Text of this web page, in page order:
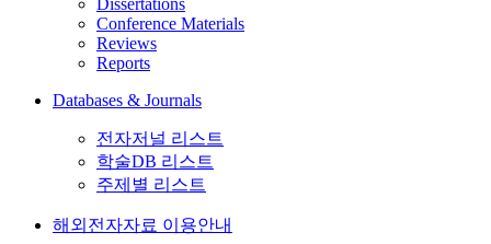
Dissertations
Conference Materials
Reviews
Reports
Databases & Journals
전자저널 리스트
학술DB 리스트
주제별 리스트
해외전자자료 이용안내